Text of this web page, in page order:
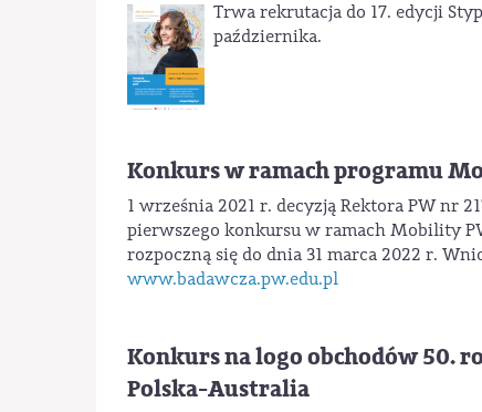
Trwa rekrutacja do 17. edycji
października.
Konkurs w ramach programu
1 września 2021 r. decyzją Rektora PW nr
pierwszego konkursu w ramach Mobility
rozpoczną się do dnia 31 marca 2022 r.
www.badawcza.pw.edu.pl
Konkurs na logo obchodów 50.
Polska-Australia